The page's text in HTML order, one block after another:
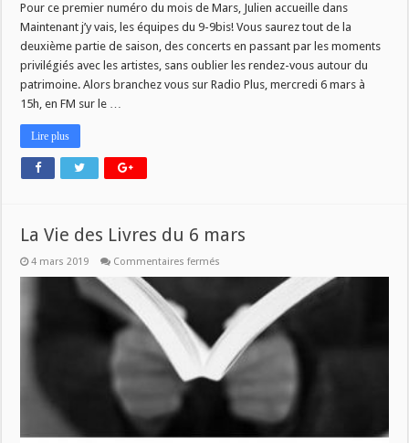
Pour ce premier numéro du mois de Mars, Julien accueille dans
Maintenant j’y vais, les équipes du 9-9bis! Vous saurez tout de la
deuxième partie de saison, des concerts en passant par les moments
privilégiés avec les artistes, sans oublier les rendez-vous autour du
patrimoine. Alors branchez vous sur Radio Plus, mercredi 6 mars à
15h, en FM sur le …
Lire plus
La Vie des Livres du 6 mars
4 mars 2019 Commentaires fermés
Livres
du
6
mars